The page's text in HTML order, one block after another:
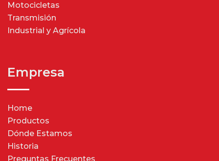
Motocicletas
Transmisión
Industrial y Agrícola
Empresa
Home
Productos
Dónde Estamos
Historia
Preguntas Frecuentes